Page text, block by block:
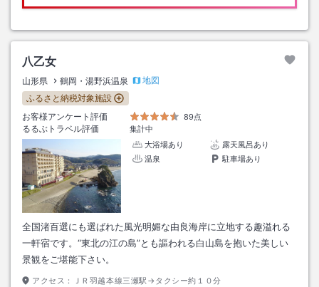
八乙女
山形県 鶴岡・湯野浜温泉
地図
ふるさと納税対象施設
お客様アンケート評価
89点
るるぶトラベル評価
集計中
大浴場あり
露天風呂あり
温泉
駐車場あり
全国渚百選にも選ばれた風光明媚な由良海岸に立地する趣溢れる
一軒宿です。“東北の江の島”とも謳われる白山島を抱いた美しい
景観をご堪能下さい。
アクセス： ＪＲ羽越本線三瀬駅→タクシー約１０分